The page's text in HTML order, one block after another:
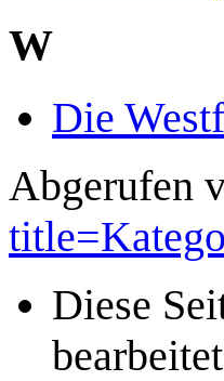
W
Die
Abgerufen
Diese